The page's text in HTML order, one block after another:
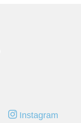
Instagram